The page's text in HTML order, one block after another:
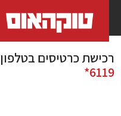
רכישת כרטיסים בטלפון
6119*